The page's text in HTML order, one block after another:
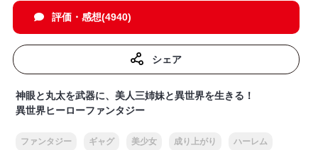
評価・感想(4940)
シェア
神眼と丸太を武器に、美人三姉妹と異世界を生きる！
異世界ヒーローファンタジー
ファンタジー ギャグ 美少女 成り上がり ハーレム